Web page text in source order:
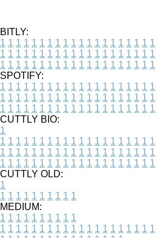
BITLY:
1 1 1 1 1 1 1 1 1 1 1 1 1 1 1 1 1 1 1 1
1 1 1 1 1 1 1 1 1 1 1 1 1 1 1 1 1 1 1 1
1 1 1 1 1 1 1 1 1 1 1 1 1 1 1 1 1 1 1 1
SPOTIFY:
1 1 1 1 1 1 1 1 1 1 1 1 1 1 1 1 1 1 1 1
1 1 1 1 1 1 1 1 1 1 1 1 1 1 1 1 1 1 1 1
1 1 1 1 1 1 1 1 1 1 1 1 1 1 1 1 1 1 1 1
CUTTLY BIO:
1
1 1 1 1 1 1 1 1 1 1 1 1 1 1 1 1 1 1 1 1
1 1 1 1 1 1 1 1 1 1 1 1 1 1 1 1 1 1 1 1
1 1 1 1 1 1 1 1 1 1 1 1 1 1 1 1 1 1 1 1
CUTTLY OLD:
1
1 1 1 1 1 1 1 1 1 1
MEDIUM:
1 1 1 1 1 1 1 1 1 1
1 1 1 1 1 1 1 1 1 1 1 1 1 1 1 1 1 1 1 1